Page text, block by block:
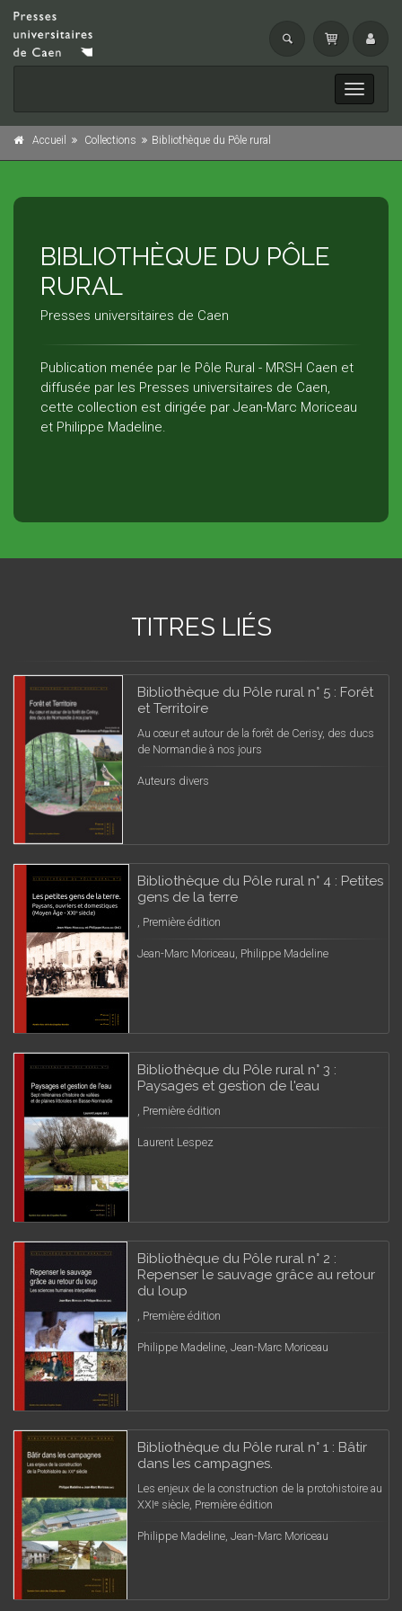
Toggle
Accueil Collections Bibliothèque du Pôle rural
BIBLIOTHÈQUE DU PÔLE
RURAL
Presses universitaires de Caen
Publication menée par le Pôle Rural - MRSH Caen et
diffusée par les Presses universitaires de Caen,
cette collection est dirigée par Jean-Marc Moriceau
et Philippe Madeline.
TITRES LIÉS
Bibliothèque du Pôle rural n° 5 : Forêt
et Territoire
Au cœur et autour de la forêt de Cerisy, des ducs
de Normandie à nos jours
Auteurs divers
Bibliothèque du Pôle rural n° 4 : Petites
gens de la terre
, Première édition
Jean-Marc Moriceau, Philippe Madeline
Bibliothèque du Pôle rural n° 3 :
Paysages et gestion de l'eau
, Première édition
Laurent Lespez
Bibliothèque du Pôle rural n° 2 :
Repenser le sauvage grâce au retour
du loup
, Première édition
Philippe Madeline, Jean-Marc Moriceau
Bibliothèque du Pôle rural n° 1 : Bâtir
dans les campagnes.
Les enjeux de la construction de la protohistoire au
XXIᵉ siècle, Première édition
Philippe Madeline, Jean-Marc Moriceau